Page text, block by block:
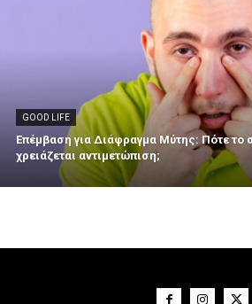
GOOD LIFE
Επέμβαση για Διάφραγμα Μύτης: Πότε το
χρειάζεται αντιμετώπιση;